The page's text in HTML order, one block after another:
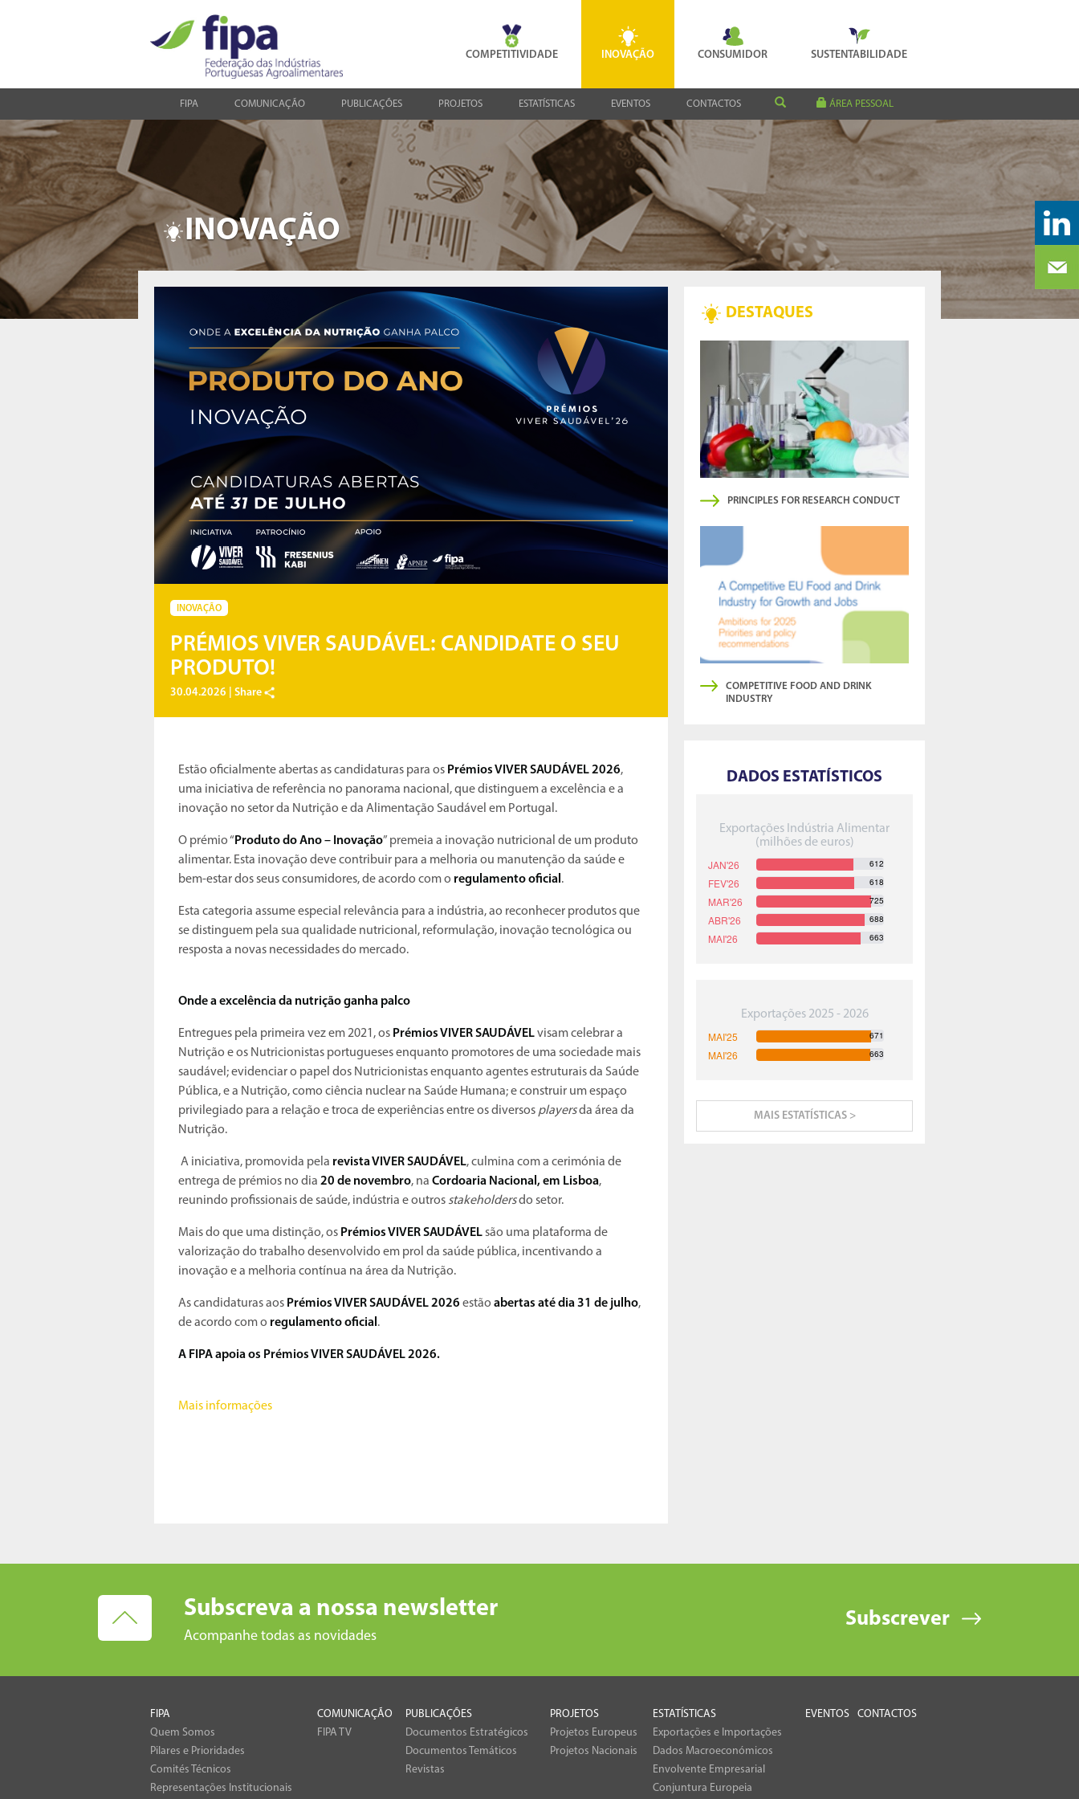
COMPETITIVIDADE INOVAÇÃO CONSUMIDOR SUSTENTABILIDADE
FIPA COMUNICAÇÃO PUBLICAÇÕES PROJETOS ESTATÍSTICAS EVENTOS CONTACTOS ÁREA PESSOAL
INOVAÇÃO
INOVAÇÃO
PRÉMIOS VIVER SAUDÁVEL: CANDIDATE O SEU
PRODUTO!
30.04.2026 | Share
Estão oficialmente abertas as candidaturas para os Prémios VIVER SAUDÁVEL 2026,
uma iniciativa de referência no panorama nacional, que distinguem a excelência e a
inovação no setor da Nutrição e da Alimentação Saudável em Portugal.
O prémio “Produto do Ano – Inovação” premeia a inovação nutricional de um produto
alimentar. Esta inovação deve contribuir para a melhoria ou manutenção da saúde e
bem-estar dos seus consumidores, de acordo com o regulamento oficial .
Esta categoria assume especial relevância para a indústria, ao reconhecer produtos que
se distinguem pela sua qualidade nutricional, reformulação, inovação tecnológica ou
resposta a novas necessidades do mercado.
Onde a excelência da nutrição ganha palco
Entregues pela primeira vez em 2021, os Prémios VIVER SAUDÁVELvisam celebrar a
Nutrição e os Nutricionistas portugueses enquanto promotores de uma sociedade mais
saudável; evidenciar o papel dos Nutricionistas enquanto agentes estruturais da Saúde
Pública, e a Nutrição, como ciência nuclear na Saúde Humana; e construir um espaço
privilegiado para a relação e troca de experiências entre os diversos playersda área da
Nutrição.
A iniciativa, promovida pela revista VIVER SAUDÁVEL, culmina com a cerimónia de
entrega de prémios no dia 20 de novembro, na Cordoaria Nacional, em Lisboa,
reunindo profissionais de saúde, indústria e outros stakeholdersdo setor.
Mais do que uma distinção, os Prémios VIVER SAUDÁVELsão uma plataforma de
valorização do trabalho desenvolvido em prol da saúde pública, incentivando a
inovação e a melhoria contínua na área da Nutrição.
As candidaturas aos Prémios VIVER SAUDÁVEL 2026 estão abertas até dia 31 de julho,
de acordo com o regulamento oficial .
A FIPA apoia os Prémios VIVER SAUDÁVEL 2026.
Mais informações
DESTAQUES
PRINCIPLES FOR RESEARCH CONDUCT
COMPETITIVE FOOD AND DRINK
INDUSTRY
DADOS ESTATÍSTICOS
Exportações Indústria Alimentar
(milhões de euros)
612
618
725
688
663
Exportações 2025 - 2026
671
663
MAIS ESTATÍSTICAS >
Subscreva a nossa newsletter
Acompanhe todas as novidades
Subscrever
FIPA
Quem Somos
Pilares e Prioridades
Comités Técnicos
Representações Institucionais
COMUNICAÇÃO
FIPA TV
PUBLICAÇÕES
Documentos Estratégicos
Documentos Temáticos
Revistas
PROJETOS
Projetos Europeus
Projetos Nacionais
ESTATÍSTICAS
Exportações e Importações
Dados Macroeconómicos
Envolvente Empresarial
Conjuntura Europeia
EVENTOS CONTACTOS